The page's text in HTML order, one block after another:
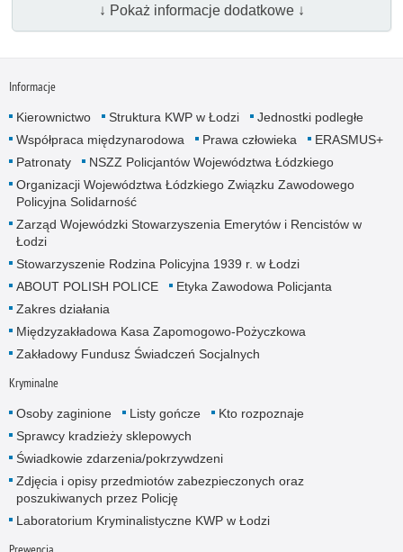
↓ Pokaż informacje dodatkowe ↓
Informacje
Kierownictwo Struktura KWP w Łodzi
Jednostki podległe
Współpraca międzynarodowa
Prawa człowieka
ERASMUS+
Patronaty
NSZZ Policjantów Województwa Łódzkiego
Organizacji Województwa Łódzkiego Związku Zawodowego
Policyjna Solidarność
Zarząd Wojewódzki Stowarzyszenia Emerytów i Rencistów w
Łodzi
Stowarzyszenie Rodzina Policyjna 1939 r. w Łodzi
ABOUT POLISH POLICE
Etyka Zawodowa Policjanta
Zakres działania
Międzyzakładowa Kasa Zapomogowo-Pożyczkowa
Zakładowy Fundusz Świadczeń Socjalnych
Kryminalne
Osoby zaginione Listy gończe
Kto rozpoznaje
Sprawcy kradzieży sklepowych
Świadkowie zdarzenia/pokrzywdzeni
Zdjęcia i opisy przedmiotów zabezpieczonych oraz
poszukiwanych przez Policję
Laboratorium Kryminalistyczne KWP w Łodzi